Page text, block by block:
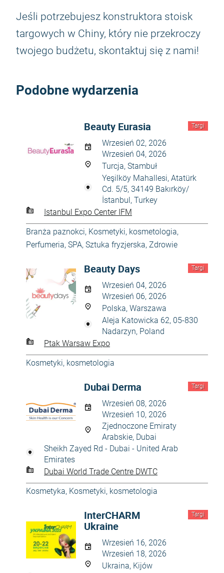
Jeśli potrzebujesz konstruktora stoisk
targowych w Chiny, który nie przekroczy
twojego budżetu, skontaktuj się z nami!
Podobne wydarzenia
Targi
Beauty Eurasia
Wrzesień 02, 2026
Wrzesień 04, 2026
Turcja, Stambuł
Yeşilköy Mahallesi, Atatürk
Cd. 5/5, 34149 Bakırköy/
İstanbul, Turkey
Istanbul Expo Center IFM
Branża paznokci, Kosmetyki, kosmetologia,
Perfumeria, SPA, Sztuka fryzjerska, Zdrowie
Targi
Beauty Days
Wrzesień 04, 2026
Wrzesień 06, 2026
Polska, Warszawa
Aleja Katowicka 62, 05-830
Nadarzyn, Poland
Ptak Warsaw Expo
Kosmetyki, kosmetologia
Targi
Dubai Derma
Wrzesień 08, 2026
Wrzesień 10, 2026
Zjednoczone Emiraty
Arabskie, Dubai
Sheikh Zayed Rd - Dubai - United Arab
Emirates
Dubai World Trade Centre DWTC
Kosmetyka, Kosmetyki, kosmetologia
Targi
InterCHARM
Ukraine
Wrzesień 16, 2026
Wrzesień 18, 2026
Ukraina, Kijów